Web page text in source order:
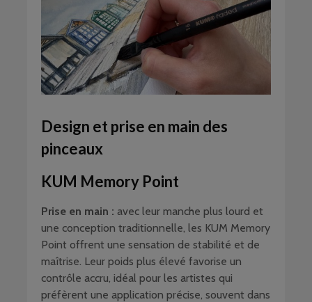
Design et prise en main des
pinceaux
KUM Memory Point
Prise en main : avec leur manche plus lourd et
une conception traditionnelle, les KUM Memory
Point offrent une sensation de stabilité et de
maîtrise. Leur poids plus élevé favorise un
contrôle accru, idéal pour les artistes qui
préfèrent une application précise, souvent dans